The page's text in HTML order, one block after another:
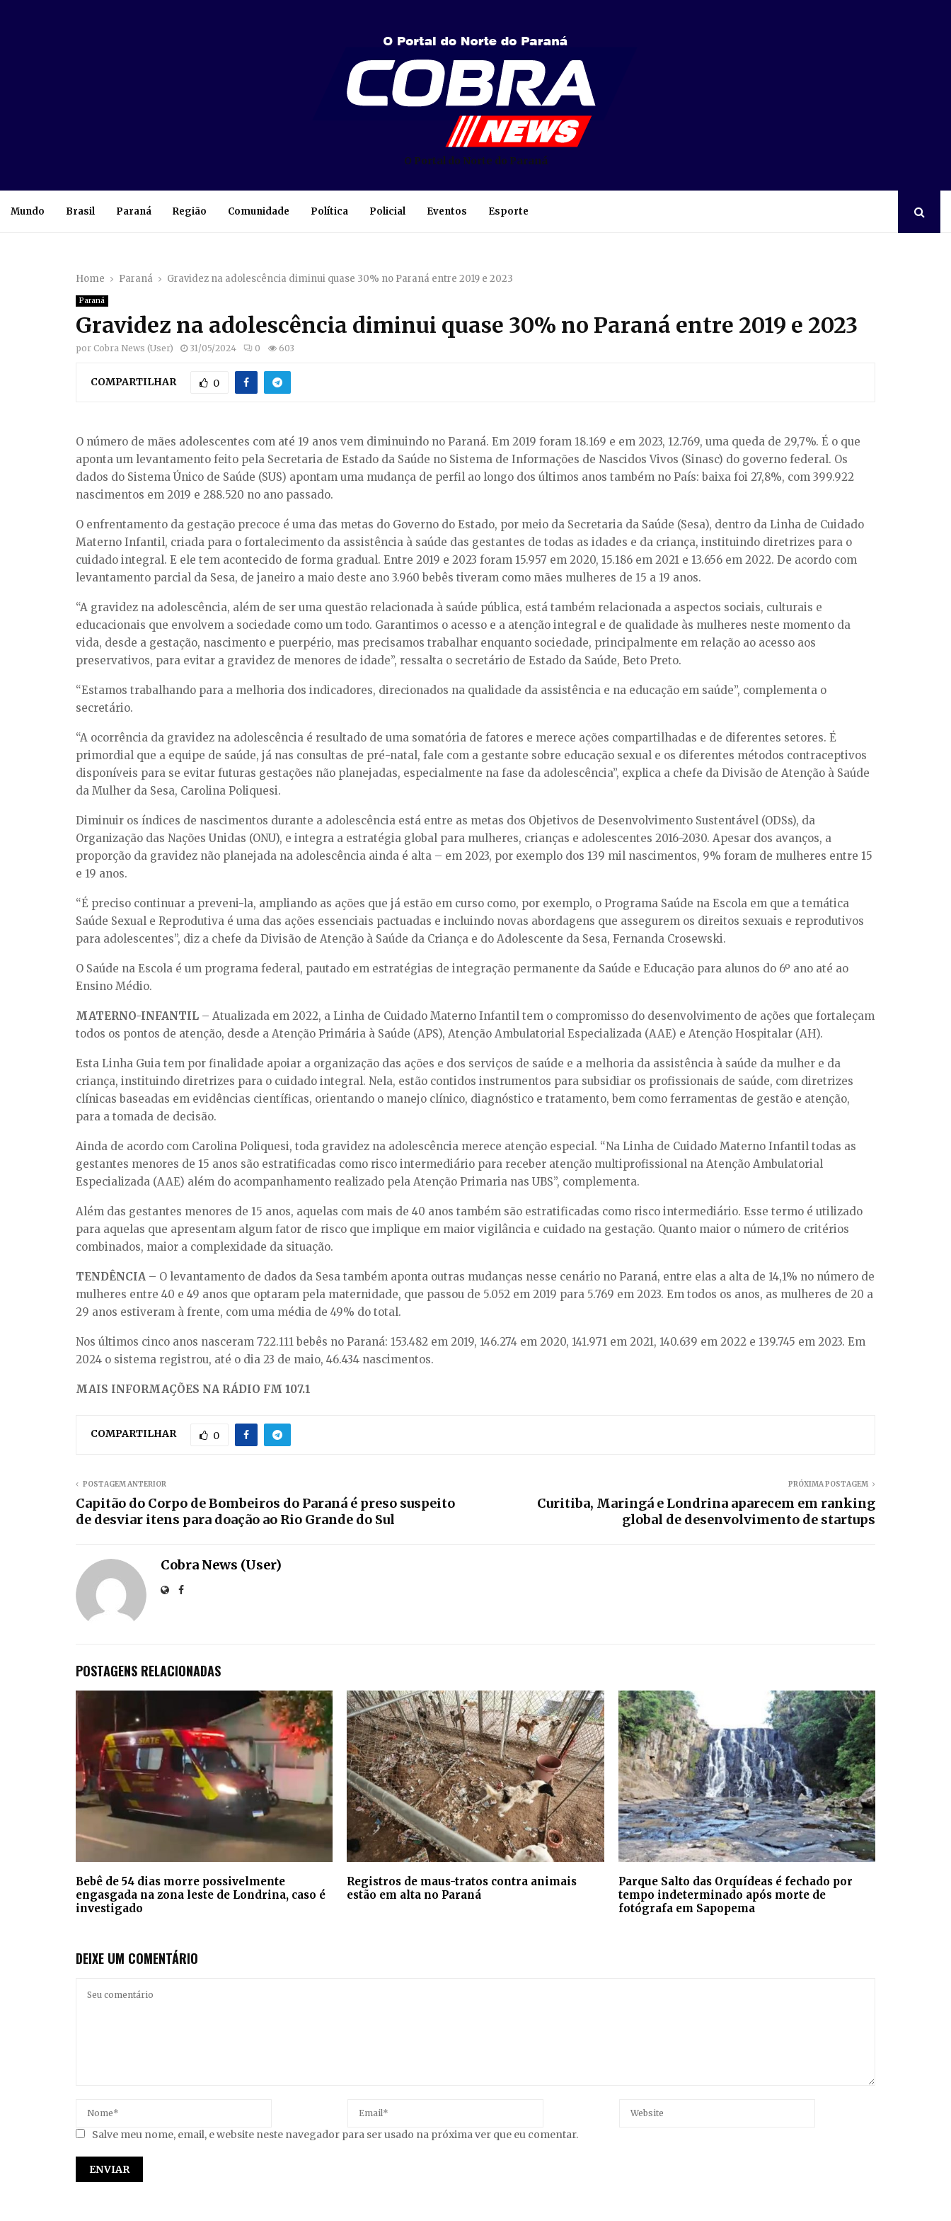
O Portal do Norte do Paraná
Mundo Brasil Paraná Região Comunidade Política Policial Eventos Esporte
Home Paraná Gravidez na adolescência diminui quase 30% no Paraná entre 2019 e 2023
Paraná
Gravidez na adolescência diminui quase 30% no Paraná entre 2019 e 2023
por Cobra News (User) 31/05/2024 0 603
COMPARTILHAR 0
O número de mães adolescentes com até 19 anos vem diminuindo no Paraná. Em 2019 foram 18.169 e em 2023, 12.769, uma queda de 29,7%. É o que
aponta um levantamento feito pela Secretaria de Estado da Saúde no Sistema de Informações de Nascidos Vivos (Sinasc) do governo federal. Os
dados do Sistema Único de Saúde (SUS) apontam uma mudança de perfil ao longo dos últimos anos também no País: baixa foi 27,8%, com 399.922
nascimentos em 2019 e 288.520 no ano passado.
O enfrentamento da gestação precoce é uma das metas do Governo do Estado, por meio da Secretaria da Saúde (Sesa), dentro da Linha de Cuidado
Materno Infantil, criada para o fortalecimento da assistência à saúde das gestantes de todas as idades e da criança, instituindo diretrizes para o
cuidado integral. E ele tem acontecido de forma gradual. Entre 2019 e 2023 foram 15.957 em 2020, 15.186 em 2021 e 13.656 em 2022. De acordo com
levantamento parcial da Sesa, de janeiro a maio deste ano 3.960 bebês tiveram como mães mulheres de 15 a 19 anos.
“A gravidez na adolescência, além de ser uma questão relacionada à saúde pública, está também relacionada a aspectos sociais, culturais e
educacionais que envolvem a sociedade como um todo. Garantimos o acesso e a atenção integral e de qualidade às mulheres neste momento da
vida, desde a gestação, nascimento e puerpério, mas precisamos trabalhar enquanto sociedade, principalmente em relação ao acesso aos
preservativos, para evitar a gravidez de menores de idade”, ressalta o secretário de Estado da Saúde, Beto Preto.
“Estamos trabalhando para a melhoria dos indicadores, direcionados na qualidade da assistência e na educação em saúde”, complementa o
secretário.
“A ocorrência da gravidez na adolescência é resultado de uma somatória de fatores e merece ações compartilhadas e de diferentes setores. É
primordial que a equipe de saúde, já nas consultas de pré-natal, fale com a gestante sobre educação sexual e os diferentes métodos contraceptivos
disponíveis para se evitar futuras gestações não planejadas, especialmente na fase da adolescência”, explica a chefe da Divisão de Atenção à Saúde
da Mulher da Sesa, Carolina Poliquesi.
Diminuir os índices de nascimentos durante a adolescência está entre as metas dos Objetivos de Desenvolvimento Sustentável (ODSs), da
Organização das Nações Unidas (ONU), e integra a estratégia global para mulheres, crianças e adolescentes 2016-2030. Apesar dos avanços, a
proporção da gravidez não planejada na adolescência ainda é alta – em 2023, por exemplo dos 139 mil nascimentos, 9% foram de mulheres entre 15
e 19 anos.
“É preciso continuar a preveni-la, ampliando as ações que já estão em curso como, por exemplo, o Programa Saúde na Escola em que a temática
Saúde Sexual e Reprodutiva é uma das ações essenciais pactuadas e incluindo novas abordagens que assegurem os direitos sexuais e reprodutivos
para adolescentes”, diz a chefe da Divisão de Atenção à Saúde da Criança e do Adolescente da Sesa, Fernanda Crosewski.
O Saúde na Escola é um programa federal, pautado em estratégias de integração permanente da Saúde e Educação para alunos do 6º ano até ao
Ensino Médio.
MATERNO-INFANTIL – Atualizada em 2022, a Linha de Cuidado Materno Infantil tem o compromisso do desenvolvimento de ações que fortaleçam
todos os pontos de atenção, desde a Atenção Primária à Saúde (APS), Atenção Ambulatorial Especializada (AAE) e Atenção Hospitalar (AH).
Esta Linha Guia tem por finalidade apoiar a organização das ações e dos serviços de saúde e a melhoria da assistência à saúde da mulher e da
criança, instituindo diretrizes para o cuidado integral. Nela, estão contidos instrumentos para subsidiar os profissionais de saúde, com diretrizes
clínicas baseadas em evidências científicas, orientando o manejo clínico, diagnóstico e tratamento, bem como ferramentas de gestão e atenção,
para a tomada de decisão.
Ainda de acordo com Carolina Poliquesi, toda gravidez na adolescência merece atenção especial. “Na Linha de Cuidado Materno Infantil todas as
gestantes menores de 15 anos são estratificadas como risco intermediário para receber atenção multiprofissional na Atenção Ambulatorial
Especializada (AAE) além do acompanhamento realizado pela Atenção Primaria nas UBS”, complementa.
Além das gestantes menores de 15 anos, aquelas com mais de 40 anos também são estratificadas como risco intermediário. Esse termo é utilizado
para aquelas que apresentam algum fator de risco que implique em maior vigilância e cuidado na gestação. Quanto maior o número de critérios
combinados, maior a complexidade da situação.
TENDÊNCIA – O levantamento de dados da Sesa também aponta outras mudanças nesse cenário no Paraná, entre elas a alta de 14,1% no número de
mulheres entre 40 e 49 anos que optaram pela maternidade, que passou de 5.052 em 2019 para 5.769 em 2023. Em todos os anos, as mulheres de 20 a
29 anos estiveram à frente, com uma média de 49% do total.
Nos últimos cinco anos nasceram 722.111 bebês no Paraná: 153.482 em 2019, 146.274 em 2020, 141.971 em 2021, 140.639 em 2022 e 139.745 em 2023. Em
2024 o sistema registrou, até o dia 23 de maio, 46.434 nascimentos.
MAIS INFORMAÇÕES NA RÁDIO FM 107.1
COMPARTILHAR 0
POSTAGEM ANTERIOR
Capitão do Corpo de Bombeiros do Paraná é preso suspeito
de desviar itens para doação ao Rio Grande do Sul
PRÓXIMA POSTAGEM
Curitiba, Maringá e Londrina aparecem em ranking
global de desenvolvimento de startups
Cobra News (User)
POSTAGENS RELACIONADAS
Bebê de 54 dias morre possivelmente
engasgada na zona leste de Londrina, caso é
investigado
Registros de maus-tratos contra animais
estão em alta no Paraná
Parque Salto das Orquídeas é fechado por
tempo indeterminado após morte de
fotógrafa em Sapopema
DEIXE UM COMENTÁRIO
Salve meu nome, email, e website neste navegador para ser usado na próxima ver que eu comentar.